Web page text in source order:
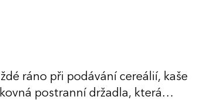
ráno při podávání cereálií, kaše
postranní držadla, která